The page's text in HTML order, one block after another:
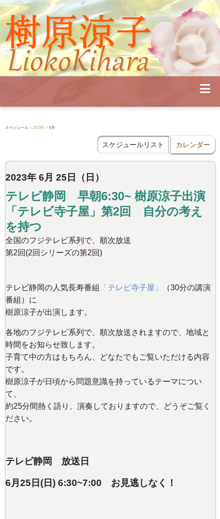
Profile
Concert
Seminar
Diary
School
スケジュール > 2023年 > 6月
スケジュールリスト カレンダー
2023年 6月 25日（日）
テレビ静岡 早朝6:30~ 樹原涼子出演
「テレビ寺子屋」第2回 自分の考え
を持つ
全国のフジテレビ系列で、順次放送
第2回(2回シリーズの第2回)
テレビ静岡の人気長寿番組 「テレビ寺子屋」
（30分の講演
番組）に
樹原涼子が出演します。
各地のフジテレビ系列で、順次放送されますので、地域と
時間をお知らせ致します。
子育て中の方はもちろん、どなたでもご覧いただける内容
です。
樹原涼子が日頃から問題意識を持っているテーマについ
て、
約25分間熱く語り、演奏しておりますので、どうぞご覧く
ださい。
テレビ静岡 放送日
6月25日(日) 6:30~7:00 お見逃しなく！